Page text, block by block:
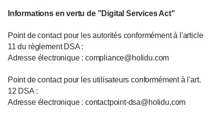
Informations en vertu de "Digital Services Act"
Point de contact pour les autorités conformément à l'article
11 du règlement DSA :
Adresse électronique : compliance@holidu.com
Point de contact pour les utilisateurs conformément à l'art.
12 DSA :
Adresse électronique : contactpoint-dsa@holidu.com